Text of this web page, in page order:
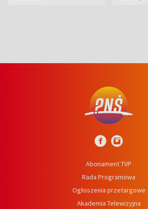
Abonament TVP
Rada Programowa
Ogłoszenia przetargowe
Akademia Telewizyjna